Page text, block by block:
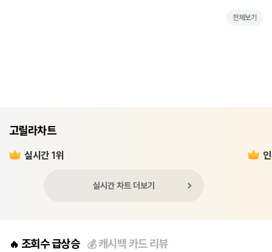
전체보기
고릴라차트
실시간 1위
실시간 차트 더보기
🔥 조회수 급상승 💰캐시백 카드 리뷰